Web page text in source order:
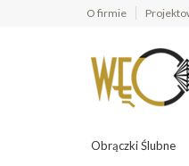
O firmie
Obrączki Ślubne